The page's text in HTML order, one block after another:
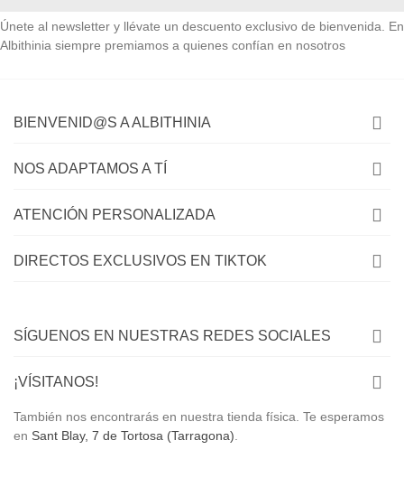
Únete al newsletter y llévate un descuento exclusivo de bienvenida. En
Albithinia siempre premiamos a quienes confían en nosotros
BIENVENID@S A ALBITHINIA
NOS ADAPTAMOS A TÍ
ATENCIÓN PERSONALIZADA
DIRECTOS EXCLUSIVOS EN TIKTOK
SÍGUENOS EN NUESTRAS REDES SOCIALES
¡VÍSITANOS!
También nos encontrarás en nuestra tienda física. Te esperamos
en Sant Blay, 7 de Tortosa (Tarragona).